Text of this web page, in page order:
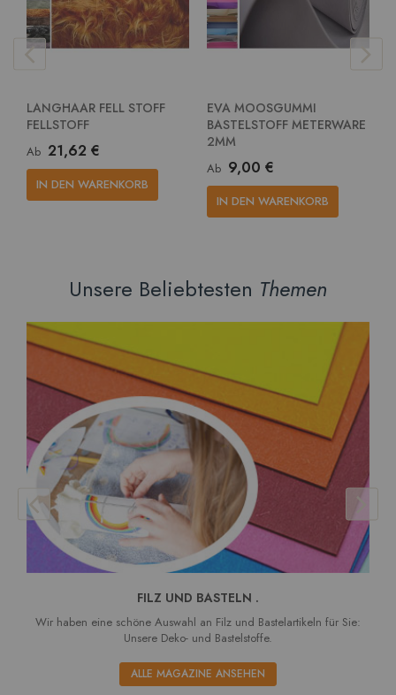
LANGHAAR FELL STOFF
FELLSTOFF
Ab 21,62 €
IN DEN WARENKORB
EVA MOOSGUMMI
BASTELSTOFF METERWARE
2MM
Ab 9,00 €
IN DEN WARENKORB
Unsere Beliebtesten Themen
FILZ UND BASTELN .
Wir haben eine schöne Auswahl an Filz und Bastelartikeln für Sie:
Unsere Deko- und Bastelstoffe.
ALLE MAGAZINE ANSEHEN